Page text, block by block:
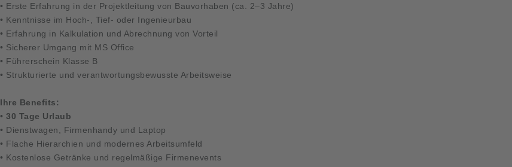
• Erste Erfahrung in der Projektleitung von Bauvorhaben (ca. 2–3 Jahre)
• Kenntnisse im Hoch-, Tief- oder Ingenieurbau
• Erfahrung in Kalkulation und Abrechnung von Vorteil
• Sicherer Umgang mit MS Office
• Führerschein Klasse B
• Strukturierte und verantwortungsbewusste Arbeitsweise
Ihre Benefits:
•30 Tage Urlaub
• Dienstwagen, Firmenhandy und Laptop
• Flache Hierarchien und modernes Arbeitsumfeld
• Kostenlose Getränke und regelmäßige Firmenevents